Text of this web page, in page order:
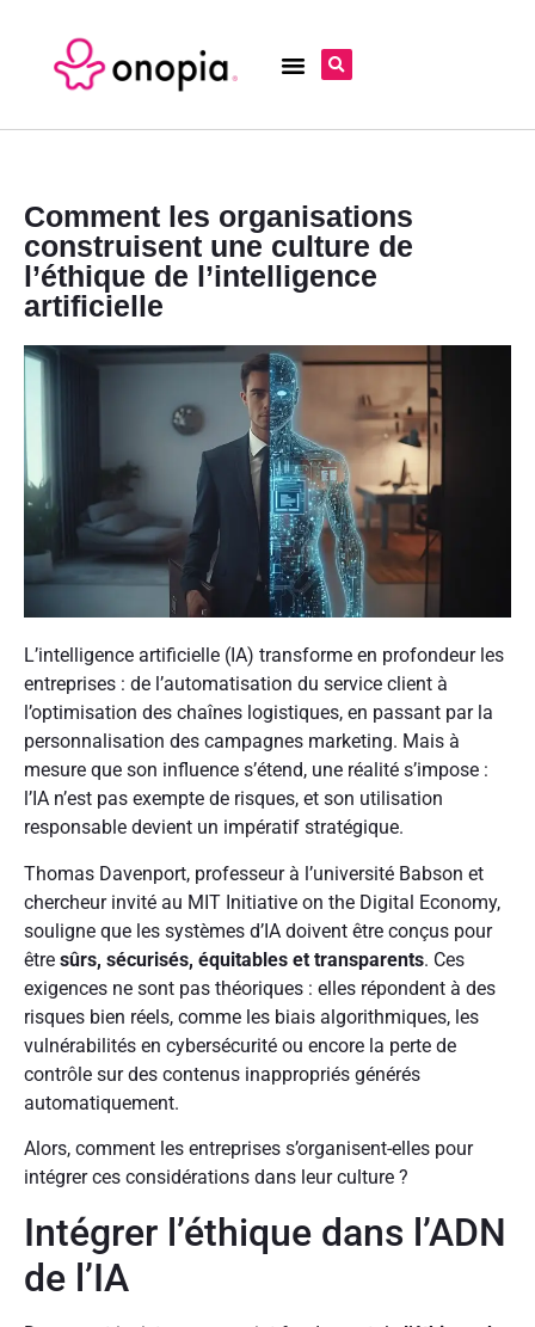
Comment les organisations
construisent une culture de
l’éthique de l’intelligence
artificielle
L’intelligence artificielle (IA) transforme en profondeur les
entreprises : de l’automatisation du service client à
l’optimisation des chaînes logistiques, en passant par la
personnalisation des campagnes marketing. Mais à
mesure que son influence s’étend, une réalité s’impose :
l’IA n’est pas exempte de risques, et son utilisation
responsable devient un impératif stratégique.
Thomas Davenport, professeur à l’université Babson et
chercheur invité au MIT Initiative on the Digital Economy,
souligne que les systèmes d’IA doivent être conçus pour
être sûrs, sécurisés, équitables et transparents. Ces
exigences ne sont pas théoriques : elles répondent à des
risques bien réels, comme les biais algorithmiques, les
vulnérabilités en cybersécurité ou encore la perte de
contrôle sur des contenus inappropriés générés
automatiquement.
Alors, comment les entreprises s’organisent-elles pour
intégrer ces considérations dans leur culture ?
Intégrer l’éthique dans l’ADN
de l’IA